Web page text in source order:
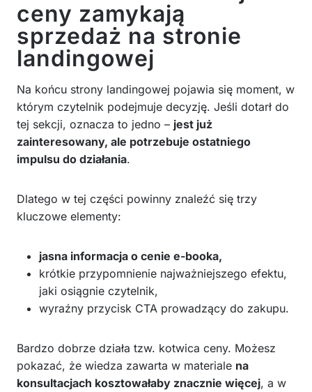
ceny zamykają
sprzedaż na stronie
landingowej
Na końcu strony landingowej pojawia się moment, w
którym czytelnik podejmuje decyzję. Jeśli dotarł do
tej sekcji, oznacza to jedno – jest już
zainteresowany, ale potrzebuje ostatniego
impulsu do działania.
Dlatego w tej części powinny znaleźć się trzy
kluczowe elementy:
jasna informacja o cenie e-booka,
krótkie przypomnienie najważniejszego efektu,
jaki osiągnie czytelnik,
wyraźny przycisk CTA prowadzący do zakupu.
Bardzo dobrze działa tzw. kotwica ceny. Możesz
pokazać, że wiedza zawarta w materiale na
konsultacjach kosztowałaby znacznie więcej, a w